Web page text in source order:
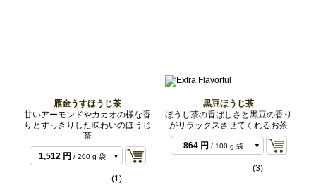
雁金うすほうじ茶
甘いアーモンドやカカオの様な香
りとすっきりした味わいのほうじ
茶
/ 100 g 袋
1,512 円 / 200 g 袋
(1)
黒豆ほうじ茶
ほうじ茶の香ばしさと黒豆の香り
がリラックスさせてくれるお茶
864 円 / 100 g 袋
(3)